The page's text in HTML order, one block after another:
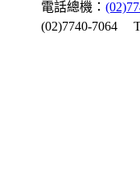
電話總機：
(02)7740-7064